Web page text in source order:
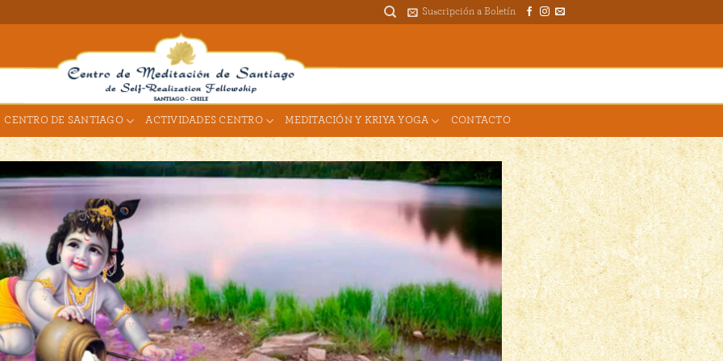
Suscripción a Boletín
CENTRO DE SANTIAGO ACTIVIDADES CENTRO MEDITACIÓN Y KRIYA YOGA CONTACTO